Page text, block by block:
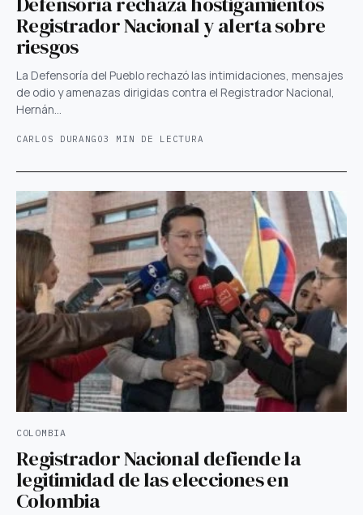
Registrador Nacional y alerta sobre
riesgos
La Defensoría del Pueblo rechazó las intimidaciones, mensajes
de odio y amenazas dirigidas contra el Registrador Nacional,
Hernán…
CARLOS DURANGO3 MIN DE LECTURA
COLOMBIA
Registrador Nacional defiende la
legitimidad de las elecciones en
Colombia